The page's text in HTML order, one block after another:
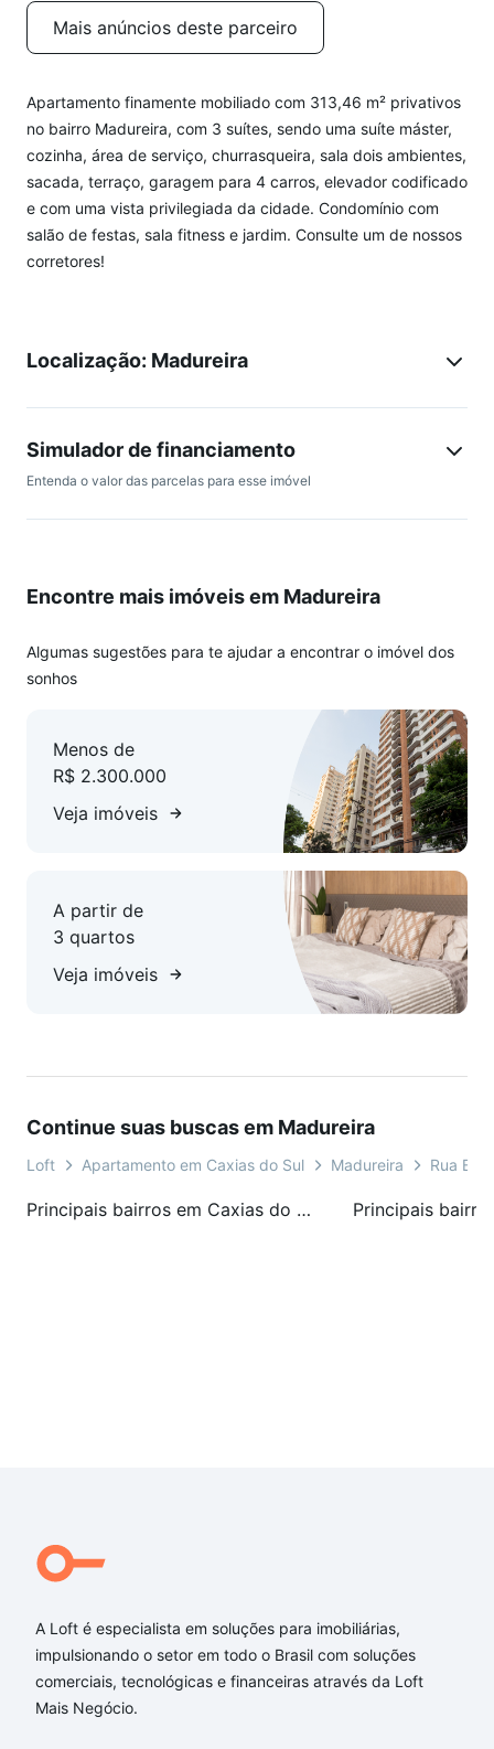
Mais anúncios deste parceiro
Apartamento finamente mobiliado com 313,46 m² privativos
no bairro Madureira, com 3 suítes, sendo uma suíte máster,
cozinha, área de serviço, churrasqueira, sala dois ambientes,
sacada, terraço, garagem para 4 carros, elevador codificado
e com uma vista privilegiada da cidade. Condomínio com
salão de festas, sala fitness e jardim. Consulte um de nossos
corretores!
Localização: Madureira
Simulador de financiamento
Entenda o valor das parcelas para esse imóvel
Encontre mais imóveis em Madureira
Algumas sugestões para te ajudar a encontrar o imóvel dos
sonhos
Menos de
R$ 2.300.000
Veja imóveis
A partir de
3 quartos
Veja imóveis
Continue suas buscas em Madureira
Loft Apartamento em Caxias do Sul Madureira Rua
Principais bairros em Caxias do Sul, RS
A Loft é especialista em soluções para imobiliárias,
impulsionando o setor em todo o Brasil com soluções
comerciais, tecnológicas e financeiras através da Loft
Mais Negócio.